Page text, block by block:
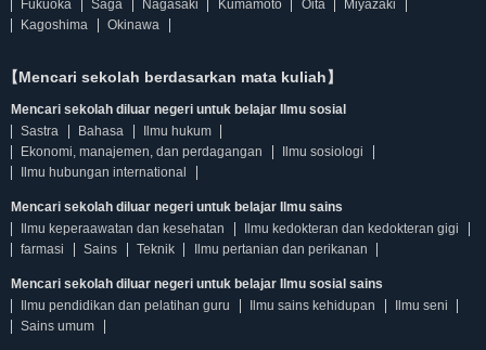
Fukuoka
Saga Nagasaki Kumamoto Oita
Miyazaki
Kagoshima
Okinawa
【Mencari sekolah berdasarkan mata kuliah】
Mencari sekolah diluar negeri untuk belajar Ilmu sosial
Sastra
Bahasa
Ilmu hukum
Ekonomi, manajemen, dan perdagangan
Ilmu sosiologi
Ilmu hubungan international
Mencari sekolah diluar negeri untuk belajar Ilmu sains
Ilmu keperaawatan dan kesehatan
Ilmu kedokteran dan kedokteran gigi
farmasi
Sains Teknik Ilmu pertanian dan perikanan
Mencari sekolah diluar negeri untuk belajar Ilmu sosial sains
Ilmu pendidikan dan pelatihan guru
Ilmu sains kehidupan
Ilmu seni
Sains umum